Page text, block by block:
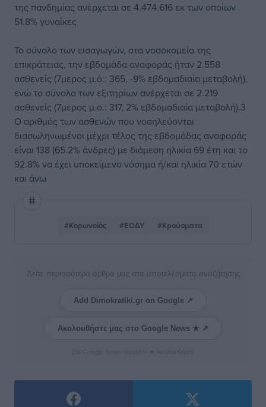
της πανδημίας ανέρχεται σε 4.474.616 εκ των οποίων
51.8% γυναίκες
Το σύνολο των εισαγωγών, στα νοσοκομεία της
επικράτειας, την εβδομάδα αναφοράς ήταν 2.558
ασθενείς (7μερος μ.ό.: 365, -9% εβδομαδιαία μεταβολή),
ενώ το σύνολο των εξιτηρίων ανέρχεται σε 2.219
ασθενείς (7μερος μ.ο.: 317, 2% εβδομαδιαία μεταβολή).3
Ο αριθμός των ασθενών που νοσηλεύονται
διασωληνωμένοι μέχρι τέλος της εβδομάδας αναφοράς
είναι 138 (65.2% άνδρες) με διάμεση ηλικία 69 έτη και το
92.8% να έχει υποκείμενο νόσημα ή/και ηλικία 70 ετών
και άνω
#Κορωνοϊός #ΕΟΔΥ #Κρούσματα
Δείτε περισσότερα άρθρα μας στα αποτελέσματα αναζήτησης
Add Dimokratiki.gr on Google ↗
Ακολουθήστε μας στο Google News ★ ↗